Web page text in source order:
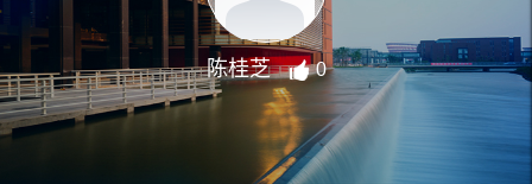
陈桂芝 0